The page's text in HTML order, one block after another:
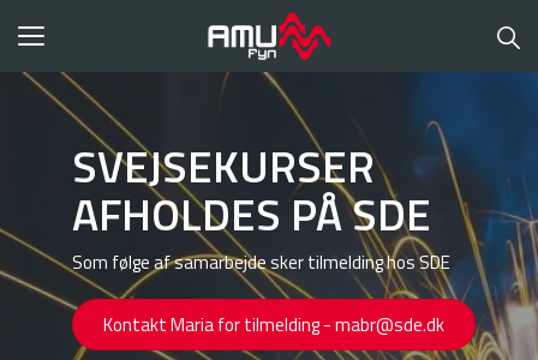
Toggle
SVEJSEKURSER
AFHOLDES PÅ SDE
Som følge af samarbejde sker tilmelding hos SDE
Kontakt Maria for tilmelding - mabr@sde.dk